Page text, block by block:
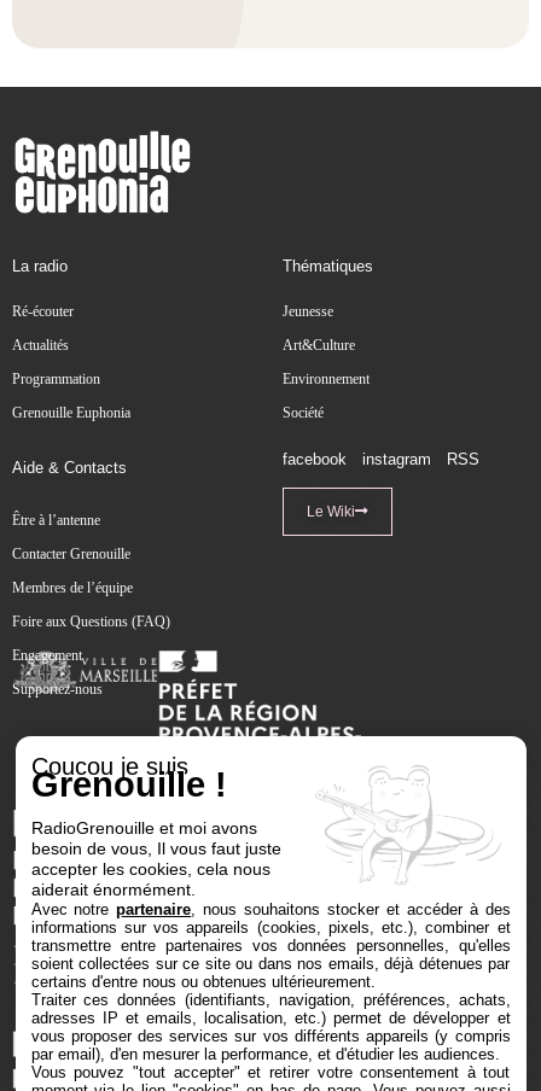
La radio
Ré-écouter
Actualités
Programmation
Grenouille Euphonia
Thématiques
Jeunesse
Art&Culture
Environnement
Société
Aide & Contacts
Être à l’antenne
Contacter Grenouille
Membres de l’équipe
Foire aux Questions (FAQ)
Engagement
Supportez-nous
facebook instagram RSS
Le Wiki
Coucou je suis
Grenouille !
RadioGrenouille et moi avons
besoin de vous, Il vous faut juste
accepter les cookies, cela nous
aiderait énormément.
Avec notrepartenaire , nous souhaitons stocker et accéder à des
informations sur vos appareils (cookies, pixels, etc.), combiner et
transmettre entre partenaires vos données personnelles, qu'elles
soient collectées sur ce site ou dans nos emails, déjà détenues par
certains d'entre nous ou obtenues ultérieurement.
Traiter ces données (identifiants, navigation, préférences, achats,
adresses IP et emails, localisation, etc.) permet de développer et
vous proposer des services sur vos différents appareils (y compris
par email), d'en mesurer la performance, et d'étudier les audiences.
Vous pouvez "tout accepter" et retirer votre consentement à tout